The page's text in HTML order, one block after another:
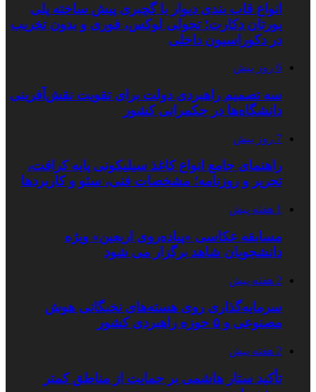
انواع قاب بندی دیوار با گچبری پیش ساخته پلی
یورتان دکارت؛ تحولی لوکس، فوری و بدون تخریب
در دکوراسیون داخلی
6 روز پیش
سه تصمیم راهبردی دولت برای تقویت نقش‌آفرینی
دانشگاه‌ها در حکمرانی کشور
7 روز پیش
راهنمای جامع انواع کاغذ سیلیکونی پایه کرافت،
تحریر و روزنامه؛ مشخصات فنی، سئو و کاربردها
1 هفته پیش
مسابقه عکاسی «پیاده‌روی اربعین» ویژه
دانشجویان شاهد برگزار می شود
2 هفته پیش
سرمایه‌گذاری روی هسته‌های نخبگانی هوش
مصنوعی و ۵ حوزه راهبردی کشور
2 هفته پیش
تأکید ستار هاشمی بر حمایت از مناطق کمتر